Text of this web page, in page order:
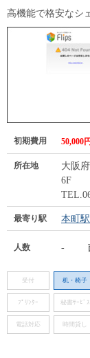
高機能で格安なシ
初期費用 50,000円
所在地
大阪
6F
最寄り駅 本町駅
人数 -
受付 机・椅子
ﾌﾟﾘﾝﾀｰ 秘書ｻｰﾋﾞｽ
電話対応 時間貸し